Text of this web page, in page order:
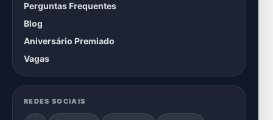
Perguntas Frequentes
Blog
Aniversário Premiado
Vagas
REDES SOCIAIS